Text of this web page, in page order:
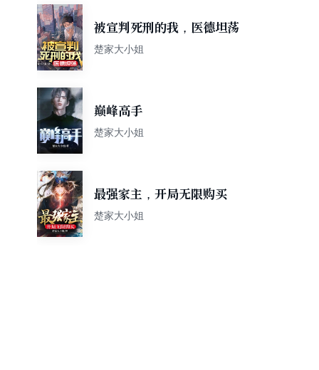
被宣判死刑的我，医德坦荡
楚家大小姐
巅峰高手
楚家大小姐
最强家主，开局无限购买
楚家大小姐